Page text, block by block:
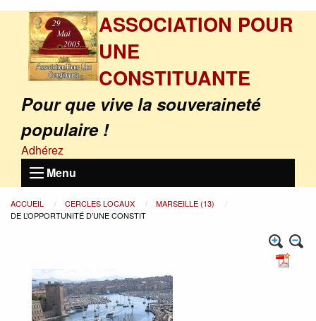
ASSOCIATION POUR
UNE
CONSTITUANTE
Pour que vive la souveraineté
populaire !
Adhérez
Menu
ACCUEIL CERCLES LOCAUX
MARSEILLE (13)
DE L’OPPORTUNITÉ D’UNE CONSTIT